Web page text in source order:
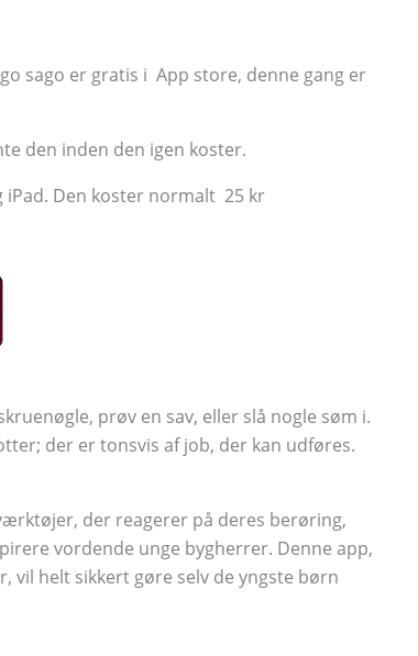
sago er gratis i App store, denne gang er
den inden den igen koster.
Den koster normalt 25 kr
prøv en sav, eller slå nogle søm i.
der er tonsvis af job, der kan udføres.
der reagerer på deres berøring,
vordende unge bygherrer. Denne app,
vil helt sikkert gøre selv de yngste børn